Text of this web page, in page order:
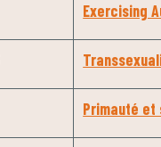
Exercising
Primauté et